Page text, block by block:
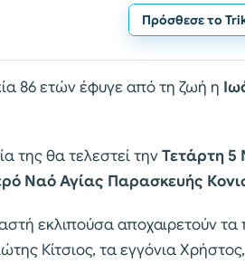
Πρόσθεσε το
86 ετών έφυγε από τη ζωή η
της θα τελεστεί τηνΤετάρτη 5
Ναό Αγίας Παρασκευής
εκλιπούσα αποχαιρετούν τα
Κίτσιος, τα εγγόνια